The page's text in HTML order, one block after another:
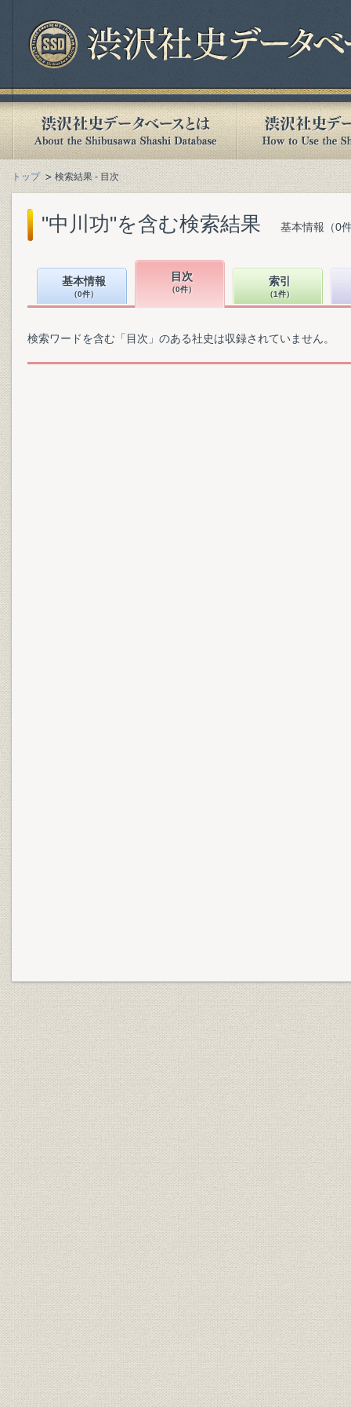
トップ 検索結果 - 目次
"中川功"を含む検索結果 基本情報（0
基本情報
（0件）
目次
（0件）
索引
（1件）
検索ワードを含む「目次」のある社史は収録されていません。